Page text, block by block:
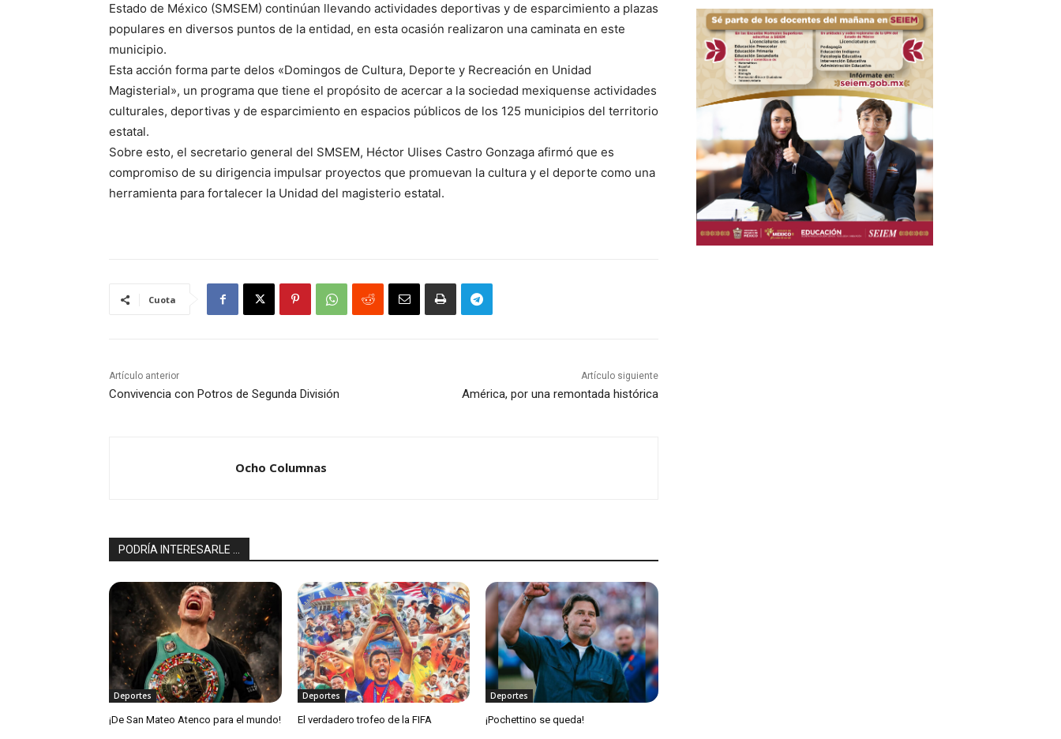
Estado de México (SMSEM) continúan llevando actividades deportivas y de esparcimiento a plazas
populares en diversos puntos de la entidad, en esta ocasión realizaron una caminata en este
municipio.
Esta acción forma parte delos «Domingos de Cultura, Deporte y Recreación en Unidad
Magisterial», un programa que tiene el propósito de acercar a la sociedad mexiquense actividades
culturales, deportivas y de esparcimiento en espacios públicos de los 125 municipios del territorio
estatal.
Sobre esto, el secretario general del SMSEM, Héctor Ulises Castro Gonzaga afirmó que es
compromiso de su dirigencia impulsar proyectos que promuevan la cultura y el deporte como una
herramienta para fortalecer la Unidad del magisterio estatal.
Cuota
Artículo anterior
Convivencia con Potros de Segunda División
Artículo siguiente
América, por una remontada histórica
Ocho Columnas
PODRÍA INTERESARLE ...
Deportes
¡De San Mateo Atenco para el mundo!
Deportes
El verdadero trofeo de la FIFA
Deportes
¡Pochettino se queda!